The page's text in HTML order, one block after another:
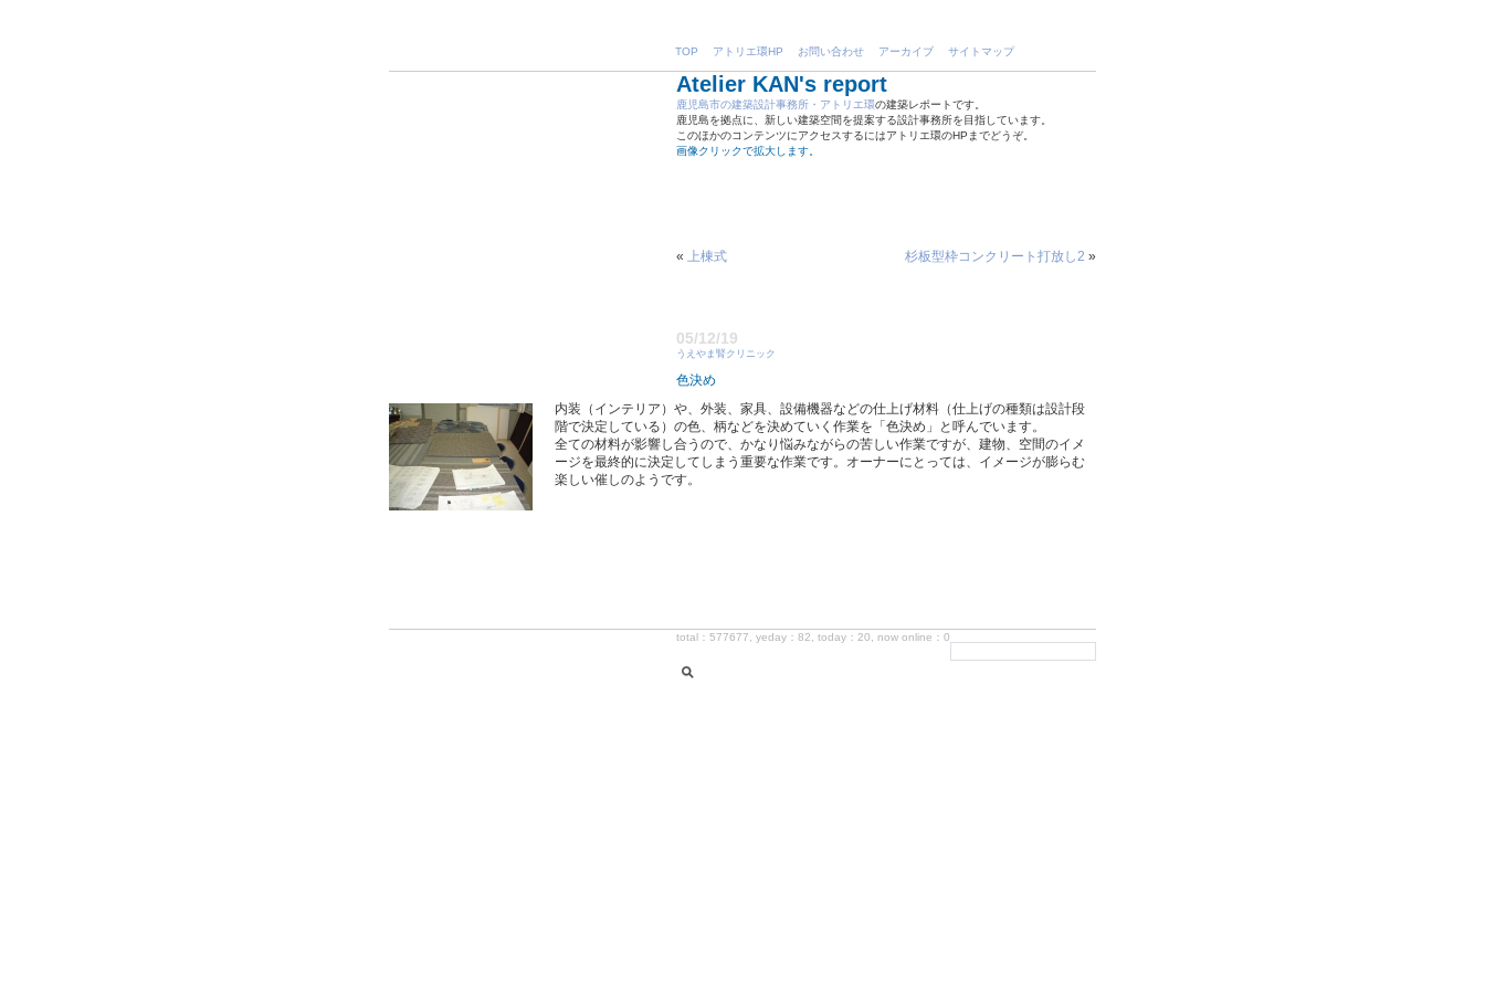
TOP アトリエ環HP お問い合わせ アーカイブ サイトマップ
Atelier KAN's report
鹿児島市の建築設計事務所・アトリエ環の建築レポートです。
鹿児島を拠点に、新しい建築空間を提案する設計事務所を目指しています。
このほかのコンテンツにアクセスするにはアトリエ環のHPまでどうぞ。
画像クリックで拡大します。
« 上棟式 杉板型枠コンクリート打放し2 »
05/12/19
うえやま腎クリニック
色決め
内装（インテリア）や、外装、家具、設備機器などの仕上げ材料（仕上げの種類は設計段
階で決定している）の色、柄などを決めていく作業を「色決め」と呼んでいます。
全ての材料が影響し合うので、かなり悩みながらの苦しい作業ですが、建物、空間のイメ
ージを最終的に決定してしまう重要な作業です。オーナーにとっては、イメージが膨らむ
楽しい催しのようです。
total：577677, yeday：82, today：20, now online：0